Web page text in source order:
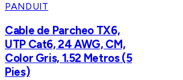
PANDUIT
Cable de Parcheo TX6,
UTP Cat6, 24 AWG, CM,
Color Gris, 1.52 Metros (5
Pies)